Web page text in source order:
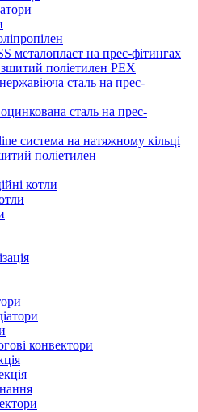
металопласт на прес-фітингах
поліетилен PEX
сталь на прес-
сталь на прес-
система на натяжному кільці
поліетилен
котли
конвектори